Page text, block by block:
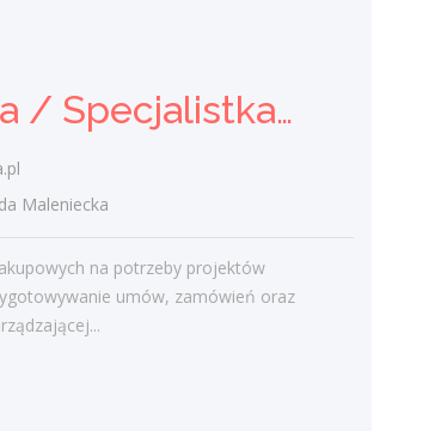
Zakupów
świętokrzyskie/ Ruda Maleniecka
Przygotowywanie umów, zamówień oraz
zestawień dla kadry zarządzającej...
Specjalista / Specjalistka ds. Zakupów
Maleniecka
na potrzeby projektów
umów, zamówień oraz